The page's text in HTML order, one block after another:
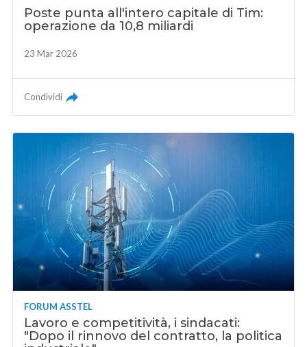
Poste punta all'intero capitale di Tim:
operazione da 10,8 miliardi
23 Mar 2026
Condividi
FORUM ASSTEL
Lavoro e competitività, i sindacati:
"Dopo il rinnovo del contratto, la politica